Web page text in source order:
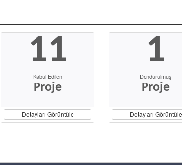
11
Kabul Edilen
Proje
Detayları Görüntüle
1
Dondurulmuş
Proje
Detayları Görüntüle